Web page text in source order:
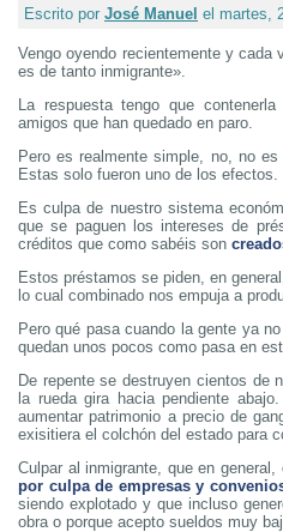
Escrito por José Manuel el martes,
Vengo oyendo recientemente y
es de tanto inmigrante».
La respuesta tengo que
amigos que han quedado en paro.
Pero es realmente simple, no, no
Estas solo fueron uno de los efectos.
Es culpa de nuestro sistema
que se paguen los intereses de
créditos que como sabéis son
Estos préstamos se piden, en
lo cual combinado nos empuja a
Pero qué pasa cuando la gente ya
quedan unos pocos como pasa en
De repente se destruyen cientos de
la rueda gira hacia pendiente
aumentar patrimonio a precio de
exisitiera el colchón del estado para
Culpar al inmigrante, que en
por culpa de empresas y
siendo explotado y que incluso
obra o porque acepto sueldos muy